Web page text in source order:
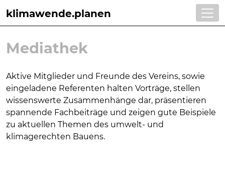
klimawende.planen
Mediathek
Aktive Mitglieder und Freunde des Vereins, sowie
eingeladene Referenten halten Vorträge, stellen
wissenswerte Zusammenhänge dar, präsentieren
spannende Fachbeiträge und zeigen gute Beispie le
zu aktuellen Themen des umwelt- und
klimagerechten Bauens.